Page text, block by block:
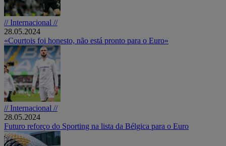
// Internacional //
28.05.2024
«Courtois foi honesto, não está pronto para o Euro»
// Internacional //
28.05.2024
Futuro reforço do Sporting na lista da Bélgica para o Euro